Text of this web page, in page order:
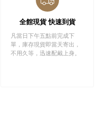
全館現貨 快速到貨
凡當日下午五點前完成下
單，庫存現貨即當天寄出，
不用久等，迅速配戴上身。